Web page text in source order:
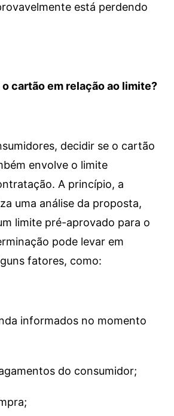
está perdendo
cartão em relação ao limite?
decidir se o cartão
envolve o limite
A princípio, a
uma análise da proposta,
limite pré-aprovado para o
pode levar em
fatores, como:
informados no momento
do consumidor;